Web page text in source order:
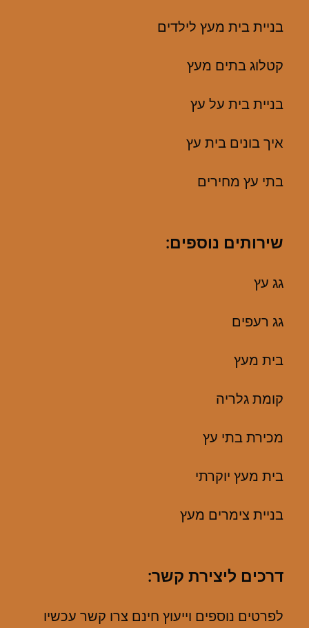
בניית בית מעץ לילדים
קטלוג בתים מעץ
בניית בית על עץ
איך בונים בית עץ
בתי עץ מחירים
שירותים נוספים:
גג עץ
גג רעפים
בית מעץ
קומת גלריה
מכירת בתי עץ
בית מעץ יוקרתי
בניית צימרים מעץ
דרכים ליצירת קשר:
לפרטים נוספים וייעוץ חינם צרו קשר עכשיו